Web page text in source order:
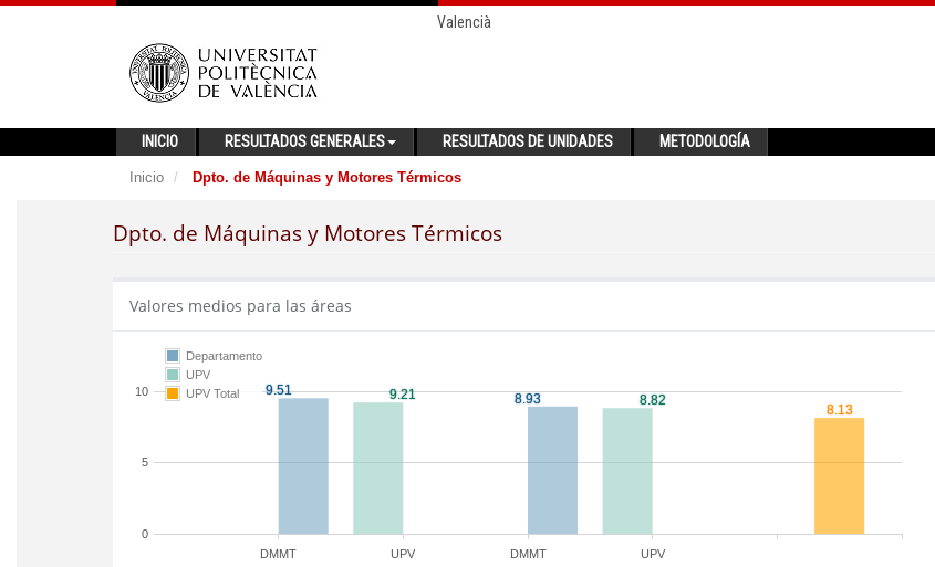
Valencià
INICIO RESULTADOS GENERALES RESULTADOS DE UNIDADES METODOLOGÍA
Inicio Dpto. de Máquinas y Motores Térmicos
Dpto. de Máquinas y Motores Térmicos
Valores medios para las áreas
DMMT DMMT
UPV UPV
0
5
10
Departamento
UPV
UPV Total